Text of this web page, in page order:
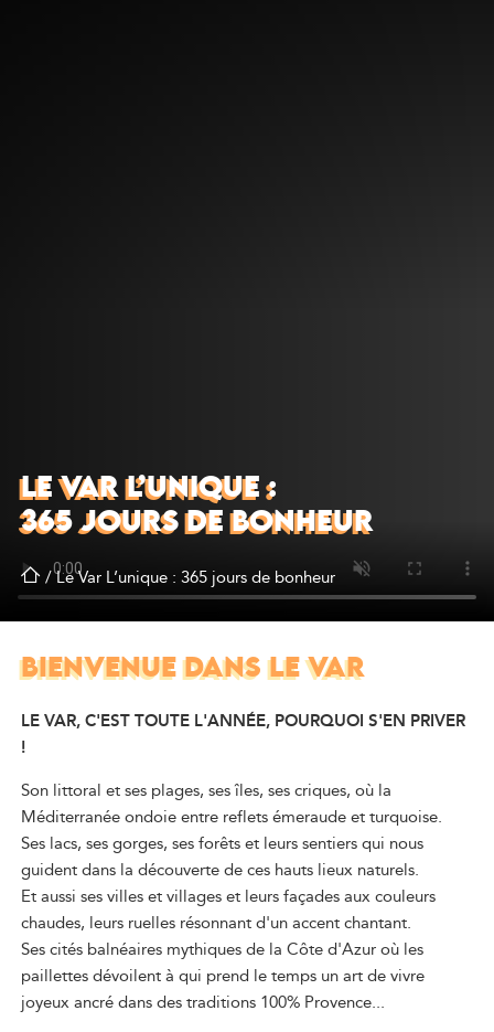
LE VAR L’UNIQUE :
365 JOURS DE BONHEUR
/Le Var L’unique : 365 jours de bonheur
BIENVENUE DANS LE VAR
LE VAR, C'EST TOUTE L'ANNÉE, POURQUOI S'EN PRIVER
!
Son littoral et ses plages, ses îles, ses criques, où la
Méditerranée ondoie entre reflets émeraude et turquoise.
Ses lacs, ses gorges, ses forêts et leurs sentiers qui nous
guident dans la découverte de ces hauts lieux naturels.
Et aussi ses villes et villages et leurs façades aux couleurs
chaudes, leurs ruelles résonnant d'un accent chantant.
Ses cités balnéaires mythiques de la Côte d'Azur où les
paillettes dévoilent à qui prend le temps un art de vivre
joyeux ancré dans des traditions 100% Provence...